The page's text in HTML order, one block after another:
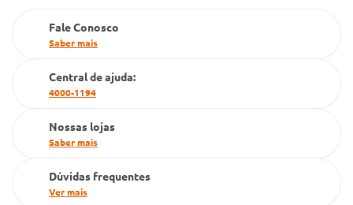
Televendas
Fale Conosco
Saber mais
Central de ajuda:
4000-1194
Nossas lojas
Saber mais
Dúvidas frequentes
Ver mais